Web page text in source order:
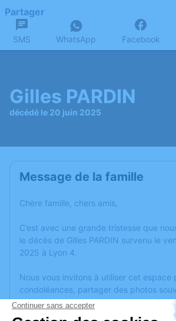
Partager
SMS WhatsApp Facebook
Gilles PARDIN
décédé le 20 juin 2025
Message de la famille
Chère famille, chers amis,
C’est avec une grande tristesse que
le décès de Gilles PARDIN survenu le
2025 à Lyon 4.
Nous vous invitons à utiliser cet espace
condoléances, partager des photos
anecdote ou exprimer vos pensées à
ou des textes. Cet endroit est un lieu